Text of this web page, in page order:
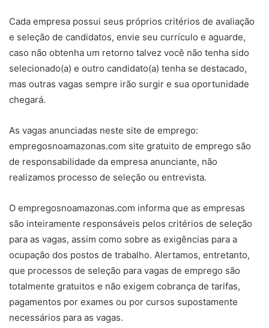
Cada empresa possui seus próprios critérios de avaliação
e seleção de candidatos, envie seu currículo e aguarde,
caso não obtenha um retorno talvez você não tenha sido
selecionado(a) e outro candidato(a) tenha se destacado,
mas outras vagas sempre irão surgir e sua oportunidade
chegará.
As vagas anunciadas neste site de emprego:
empregosnoamazonas.com site gratuito de emprego são
de responsabilidade da empresa anunciante, não
realizamos processo de seleção ou entrevista.
O empregosnoamazonas.com informa que as empresas
são inteiramente responsáveis pelos critérios de seleção
para as vagas, assim como sobre as exigências para a
ocupação dos postos de trabalho. Alertamos, entretanto,
que processos de seleção para vagas de emprego são
totalmente gratuitos e não exigem cobrança de tarifas,
pagamentos por exames ou por cursos supostamente
necessários para as vagas.